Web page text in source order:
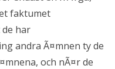
faktumet
har
andra Ã¤mnen ty de
och nÃ¤r de